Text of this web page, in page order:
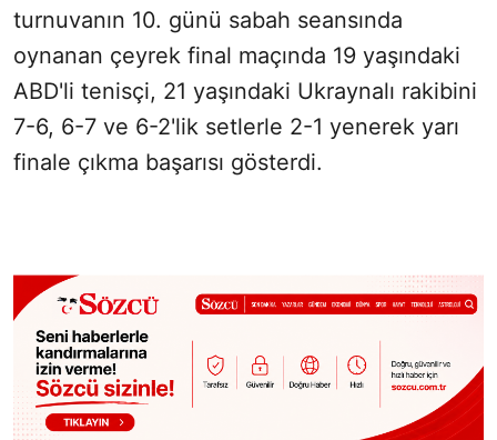
turnuvanın 10. günü sabah seansında
oynanan çeyrek final maçında 19 yaşındaki
ABD'li tenisçi, 21 yaşındaki Ukraynalı rakibini
7-6, 6-7 ve 6-2'lik setlerle 2-1 yenerek yarı
finale çıkma başarısı gösterdi.